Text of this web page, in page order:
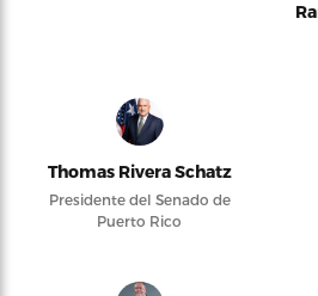
Thomas Rivera Schatz
Presidente del Senado de
Puerto Rico